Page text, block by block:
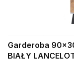
Garderoba
BIAŁY